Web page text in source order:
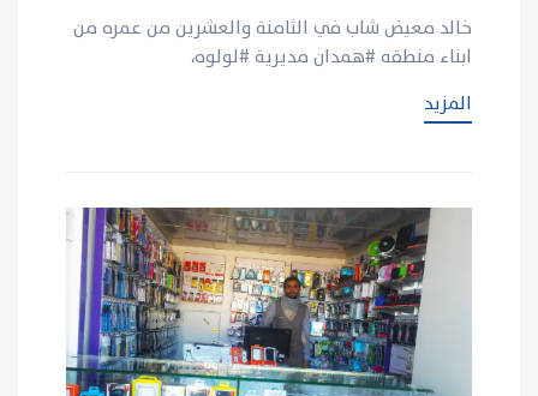
خالد معيض شاب في الثامنة والعشرين من عمره من
ابناء منطقه #همدان مديرية #لولوه،
المزيد